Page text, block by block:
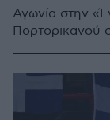
Αγωνία στην
Πορτορικανού